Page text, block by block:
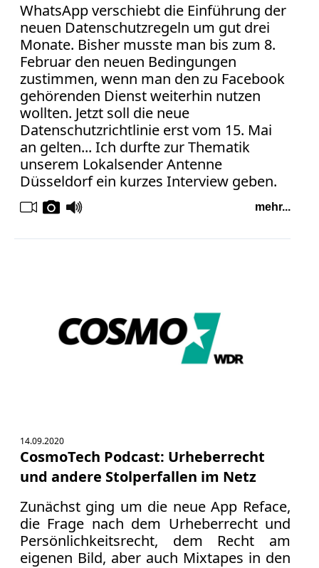
WhatsApp verschiebt die Einführung der
neuen Datenschutzregeln um gut drei
Monate. Bisher musste man bis zum 8.
Februar den neuen Bedingungen
zustimmen, wenn man den zu Facebook
gehörenden Dienst weiterhin nutzen
wollten. Jetzt soll die neue
Datenschutzrichtlinie erst vom 15. Mai
an gelten... Ich durfte zur Thematik
unserem Lokalsender Antenne
Düsseldorf ein kurzes Interview geben.
mehr...
14.09.2020
CosmoTech Podcast: Urheberrecht
und andere Stolperfallen im Netz
Zunächst ging um die neue App Reface,
die Frage nach dem Urheberrecht und
Persönlichkeitsrecht, dem Recht am
eigenen Bild, aber auch Mixtapes in den